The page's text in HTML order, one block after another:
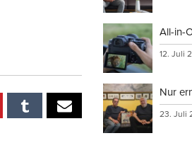
All-in-
12. Juli
Nur
23. Juli